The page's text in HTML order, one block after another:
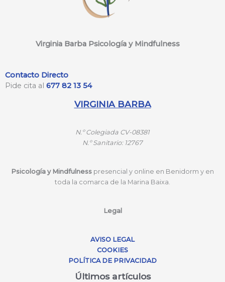
Virginia Barba Psicología y Mindfulness
Contacto Directo
Pide cita al 677 82 13 54
VIRGINIA BARBA
N.º Colegiada CV-08381
N.ºSanitario: 12767
Psicología y Mindfulness presencial y online en Benidorm y en
toda la comarca de la Marina Baixa.
Legal
AVISO LEGAL
COOKIES
POLÍTICA DE PRIVACIDAD
Últimos artículos